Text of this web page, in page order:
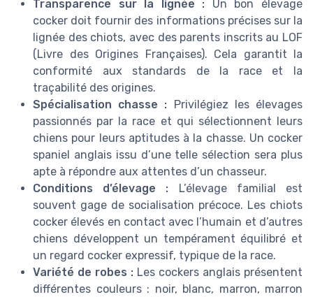
Transparence sur la lignée : Un bon élevage
cocker doit fournir des informations précises sur la
lignée des chiots, avec des parents inscrits au LOF
(Livre des Origines Françaises). Cela garantit la
conformité aux standards de la race et la
traçabilité des origines.
Spécialisation chasse : Privilégiez les élevages
passionnés par la race et qui sélectionnent leurs
chiens pour leurs aptitudes à la chasse. Un cocker
spaniel anglais issu d’une telle sélection sera plus
apte à répondre aux attentes d’un chasseur.
Conditions d’élevage : L’élevage familial est
souvent gage de socialisation précoce. Les chiots
cocker élevés en contact avec l’humain et d’autres
chiens développent un tempérament équilibré et
un regard cocker expressif, typique de la race.
Variété de robes : Les cockers anglais présentent
différentes couleurs : noir, blanc, marron, marron